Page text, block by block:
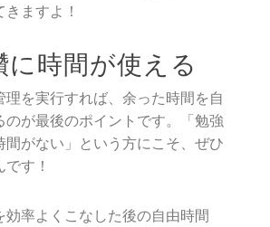
ますよ！
に時間が使える
理を実行すれば、余った時間を自
のが最後のポイントです。「勉強
間がない」という方にこそ、ぜひ
す！
効率よくこなした後の自由時間